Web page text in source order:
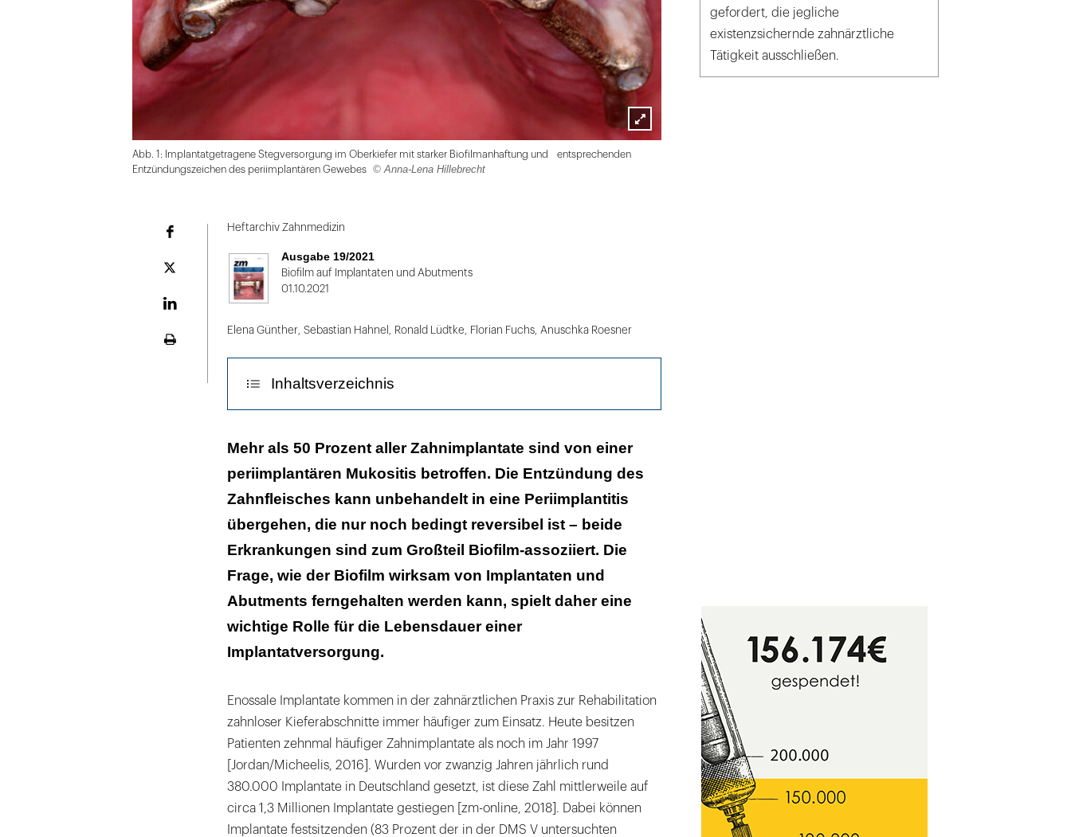
Lightbox
öffnen
Abb. 1: Implantatgetragene Stegversorgung im Oberkiefer mit starker Biofilmanhaftung und entsprechenden
Entzündungszeichen des periimplantären Gewebes
© Anna-Lena Hillebrecht
Plattform
Heftarchiv Zahnmedizin
Ausgabe 19/2021
Biofilm auf Implantaten und Abutments
01.10.2021
Elena Günther, Sebastian Hahnel Ronald Lüdtke Florian Fuchs, Anuschka Roesner
Inhaltsverzeichnis
Klinische Relevanz oraler Biofilme auf implantatgetragenen
Welche Faktoren beeinflussen die Anheftung von Biofilmen auf
Implantat- und Abutmentoberflächen?
Therapieoptionen bei periimplantären biofilm-assoziierten
Entzündungen
Fazit
Mehr als 50 Prozent aller Zahnimplantate sind von einer
periimplantären Mukositis betroffen. Die Entzündung des
Zahnfleisches kann unbehandelt in eine Periimplantitis
übergehen, die nur noch bedingt reversibel ist – beide
Erkrankungen sind zum Großteil Biofilm-assoziiert. Die
Frage, wie der Biofilm wirksam von Implantaten und
Abutments ferngehalten werden kann, spielt daher eine
wichtige Rolle für die Lebensdauer einer
Implantatversorgung.
Enossale Implantate kommen in der zahnärztlichen Praxis zur Rehabilitation
zahnloser Kieferabschnitte immer häufiger zum Einsatz. Heute besitzen
Patienten zehnmal häufiger Zahnimplantate als noch im Jahr 1997
[Jordan/Micheelis, 2016]. Wurden vor zwanzig Jahren jährlich rund
380.000 Implantate in Deutschland gesetzt, ist diese Zahl mittlerweile auf
circa 1,3 Millionen Implantate gestiegen [zm-online, 2018]. Dabei können
Implantate festsitzenden (83 Prozent der in der DMS V untersuchten
gefordert, die jegliche
existenzsichernde zahnärztliche
Tätigkeit ausschließen.